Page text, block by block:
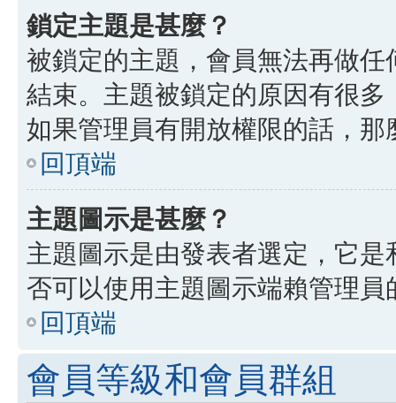
鎖定主題是甚麼？
被鎖定的主題，會員無法再做
結束。主題被鎖定的原因有很
如果管理員有開放權限的話，
回頂端
主題圖示是甚麼？
主題圖示是由發表者選定，它
否可以使用主題圖示端賴管理員
回頂端
會員等級和會員群組